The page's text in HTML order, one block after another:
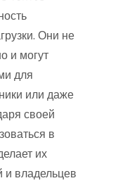
Они не
и могут
для
или даже
своей
в
их
владельцев